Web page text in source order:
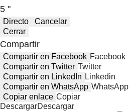
5 "
Directo
Cancelar
Cerrar
Compartir
Compartir en Facebook Facebook
Compartir en Twitter Twitter
Compartir en LinkedIn Linkedin
Compartir en WhatsApp WhatsApp
Copiar enlace Copiar
DescargarDescargar